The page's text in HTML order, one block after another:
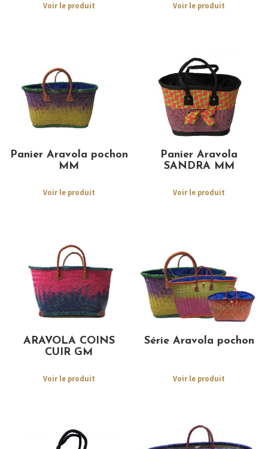
Voir le produit Voir le produit
Panier Aravola pochon
MM
Voir le produit
Panier Aravola
SANDRA MM
Voir le produit
ARAVOLA COINS
CUIR GM
Voir le produit
Série Aravola pochon
Voir le produit